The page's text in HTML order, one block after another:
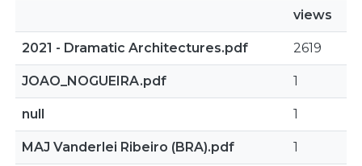
views
2021 - Dramatic Architectures.pdf 2619
JOAO_NOGUEIRA.pdf 1
null 1
MAJ Vanderlei Ribeiro (BRA).pdf 1